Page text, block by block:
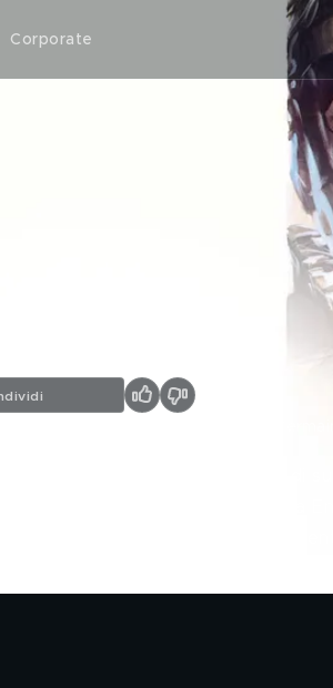
Corporate
Jean Davy, Philippe Lemaire,
Mazzarino, per evitare lotte di